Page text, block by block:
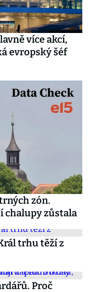
více akcí,
evropský šéf
zón.
chalupy zůstala
trhu těží z
Proč